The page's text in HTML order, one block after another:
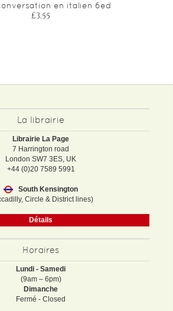
en italien 6ed
£3.55
La librairie
Librairie La Page
7 Harrington road
London SW7 3ES, UK
+44 (0)20 7589 5991
South Kensington
Circle & District lines)
Détails
Horaires
Lundi - Samedi
(9am – 6pm)
Dimanche
Fermé - Closed